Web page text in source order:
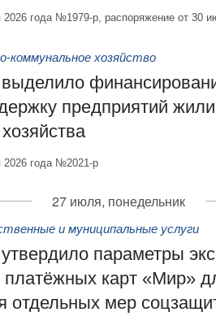
2026 года №1979-р, распоряжение от 30
коммунальное хозяйство
предприятий
2026 года №2021-р
27 июля, понедельник
и муниципальные услуги
параметры
платёжных карт «Мир»
отдельных мер